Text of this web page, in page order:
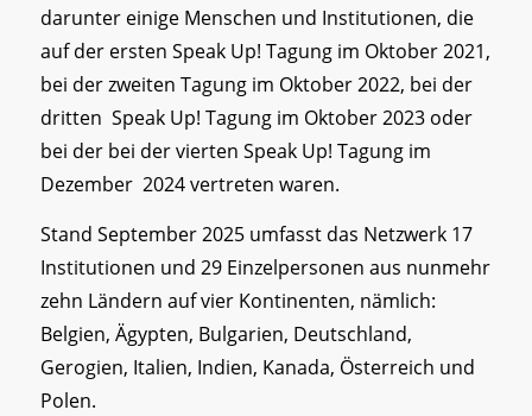
darunter einige Menschen und Institutionen, die
auf der ersten Speak Up! Tagung im Oktober 2021,
bei der zweiten Tagung im Oktober 2022, bei der
dritten Speak Up! Tagung im Oktober 2023 oder
bei der bei der vierten Speak Up! Tagung im
Dezember 2024 vertreten waren.
Stand September 2025 umfasst das Netzwerk 17
Institutionen und 29 Einzelpersonen aus nunmehr
zehn Ländern auf vier Kontinenten, nämlich:
Belgien, Ägypten, Bulgarien, Deutschland,
Gerogien, Italien, Indien, Kanada, Österreich und
Polen.